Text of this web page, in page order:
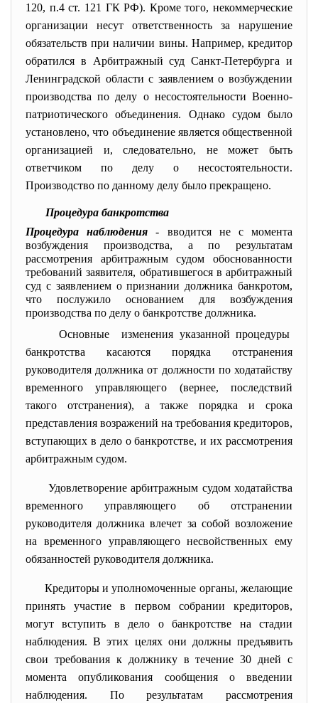
120, п.4 ст. 121 ГК РФ). Кроме того, некоммерческие
организации несут ответственность за нарушение
обязательств при наличии вины. Например, кредитор
обратился в Арбитражный суд Санкт-Петербурга и
Ленинградской области с заявлением о возбуждении
производства по делу о несостоятельности Военно-
патриотического объединения. Однако судом было
установлено, что объединение является общественной
организацией и, следовательно, не может быть
ответчиком по делу о несостоятельности.
Производство по данному делу было прекращено.
Процедура банкротства
Процедура наблюдения - вводится не с момента
возбуждения производства, а по результатам
рассмотрения арбитражным судом обоснованности
требований заявителя, обратившегося в арбитражный
суд с заявлением о признании должника банкротом,
что послужило основанием для возбуждения
производства по делу о банкротстве должника.
Основные изменения указанной процедуры
банкротства касаются порядка отстранения
руководителя должника от должности по ходатайству
временного управляющего (вернее, последствий
такого отстранения), а также порядка и срока
представления возражений на требования кредиторов,
вступающих в дело о банкротстве, и их рассмотрения
арбитражным судом.
Удовлетворение арбитражным судом ходатайства
временного управляющего об отстранении
руководителя должника влечет за собой возложение
на временного управляющего несвойственных ему
обязанностей руководителя должника.
Кредиторы и уполномоченные органы, желающие
принять участие в первом собрании кредиторов,
могут вступить в дело о банкротстве на стадии
наблюдения. В этих целях они должны предъявить
свои требования к должнику в течение 30 дней с
момента опубликования сообщения о введении
наблюдения. По результатам рассмотрения